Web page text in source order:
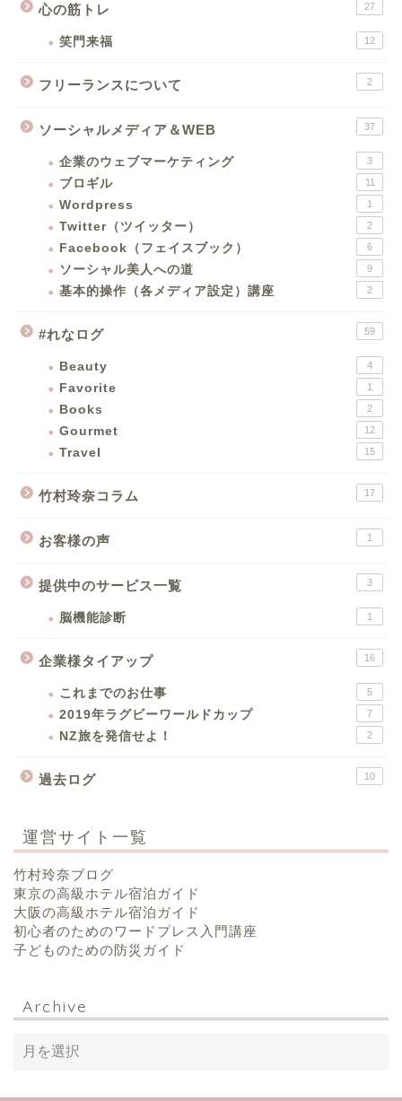
心の筋トレ 27
笑門来福 12
フリーランスについて 2
ソーシャルメディア＆WEB 37
企業のウェブマーケティング 3
ブロギル 11
Wordpress 1
Twitter（ツイッター） 2
Facebook（フェイスブック） 6
ソーシャル美人への道 9
基本的操作（各メディア設定）講座 2
#れなログ 59
Beauty 4
Favorite 1
Books 2
Gourmet 12
Travel 15
竹村玲奈コラム 17
お客様の声 1
提供中のサービス一覧 3
脳機能診断 1
企業様タイアップ 16
これまでのお仕事 5
2019年ラグビーワールドカップ 7
NZ旅を発信せよ！ 2
過去ログ 10
運営サイト一覧
竹村玲奈ブログ
東京の高級ホテル宿泊ガイド
大阪の高級ホテル宿泊ガイド
初心者のためのワードプレス入門講座
子どものための防災ガイド
Archive